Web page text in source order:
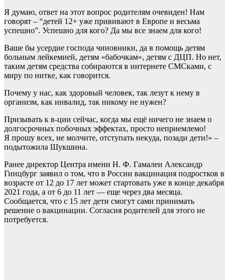
Я думаю, ответ на этот вопрос родителям очевиден! Нам
говорят – “детей 12+ уже прививают в Европе и весьма
успешно”. Успешно для кого? Да мы все знаем для кого!
Ваше бы усердие господа чиновники, да в помощь детям
больным лейкемией, детям «бабочкам», детям с ДЦП. Но нет,
таким детям средства собираются в интернете СМСками, с
миру по нитке, как говорится.
Почему у нас, как здоровый человек, так лезут к нему в
организм, как инвалид, так никому не нужен?
Призывать к в-ции сейчас, когда мы ещё ничего не знаем о
долгосрочных побочных эффектах, просто неприемлемо!
Я прошу всех, не молчите, отступать некуда, позади дети!» –
подытожила Шукшина.
Ранее директор Центра имени Н. Ф. Гамалеи Александр
Гинцбург заявил о том, что в России вакцинация подростков в
возрасте от 12 до 17 лет может стартовать уже в конце декабря
2021 года, а от 6 до 11 лет — еще через два месяца.
Сообщается, что с 15 лет дети смогут сами принимать
решение о вакцинации. Согласия родителей для этого не
потребуется.